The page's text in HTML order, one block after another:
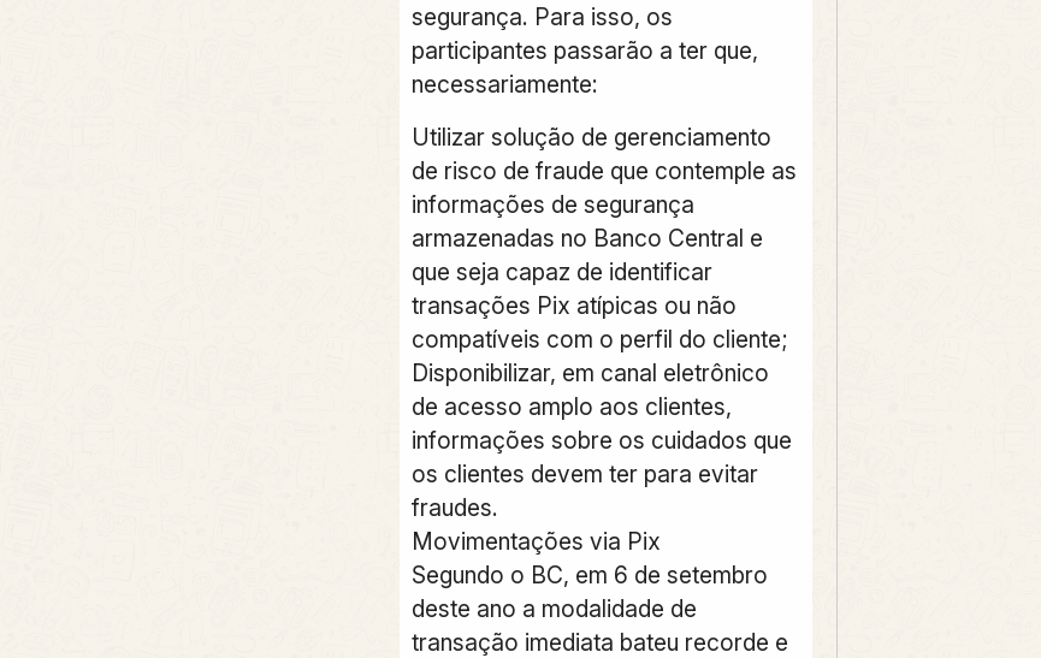
segurança. Para isso, os
participantes passarão a ter que,
necessariamente:
Utilizar solução de gerenciamento
de risco de fraude que contemple as
informações de segurança
armazenadas no Banco Central e
que seja capaz de identificar
transações Pix atípicas ou não
compatíveis com o perfil do cliente;
Disponibilizar, em canal eletrônico
de acesso amplo aos clientes,
informações sobre os cuidados que
os clientes devem ter para evitar
fraudes.
Movimentações via Pix
Segundo o BC, em 6 de setembro
deste ano a modalidade de
transação imediata bateu recorde e